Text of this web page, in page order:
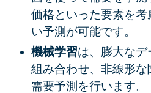
価格といった要素を
い予測が可能です。
機械学習は、膨大なデ
組み合わせ、非線形
需要予測を行います。